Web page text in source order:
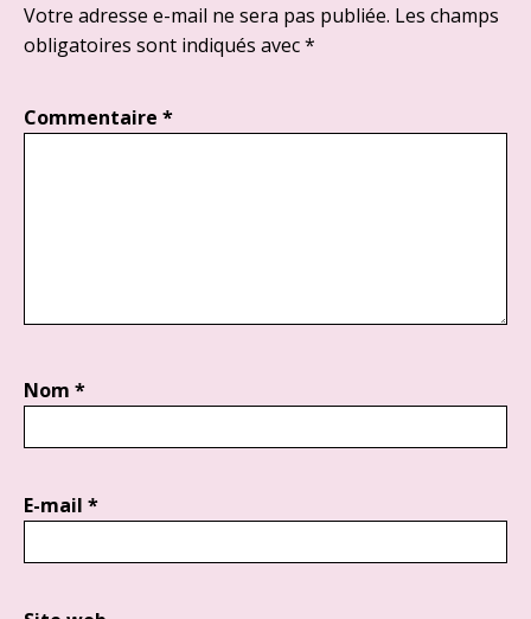
Votre adresse e-mail ne sera pas publiée. Les champs
obligatoires sont indiqués avec*
Commentaire *
Nom *
E-mail *